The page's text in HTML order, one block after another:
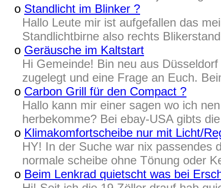
o Standlicht im Blinker ?
Hallo Leute mir ist aufgefallen das
Standlichtbirne also rechts
o Geräusche im Kaltstart
Hi Gemeinde! Bin neu aus
zugelegt und eine Frage an Euch.
o Carbon Grill für den Compact ?
Hallo kann mir einer sagen wo ich
herbekomme? Bei ebay-USA gibts
o Klimakomfortscheibe nur mit Licht/
HY! In der Suche war nix passendes
normale scheibe ohne Tönung oder
o Beim Lenkrad quietscht was bei